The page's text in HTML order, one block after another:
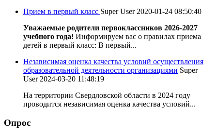
Прием в первый класс Super User 2020-01-24 08:50:40
Уважаемые родители первоклассников 2026-2027
учебного года! Информируем вас о правилах приема
детей в первый класс: В первый...
Независимая оценка качества условий осуществления
образовательной деятельности организациями Super
User 2024-03-20 11:48:19
На территории Свердловской области в 2024 году
проводится независимая оценка качества условий...
Опрос